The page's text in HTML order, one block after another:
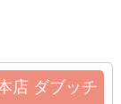
店 ダブッチ